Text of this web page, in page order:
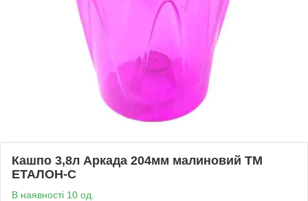
Кашпо 3,8л Аркада 204мм малиновий ТМ
ЕТАЛОН-С
В наявності 10 од.